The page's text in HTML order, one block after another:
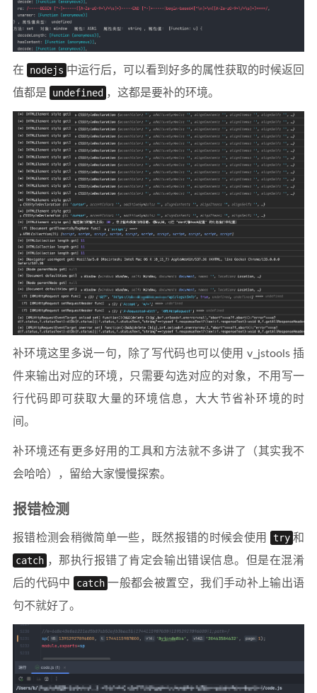
在 nodejs 中运行后，可以看到好多的属性获取的时候返回
值都是
undefined ，这都是要补的环境。
补环境这里多说一句，除了写代码也可以使用 v_jstools 插
件来输出对应的环境，只需要勾选对应的对象，不用写一
行代码即可获取大量的环境信息，大大节省补环境的时
间。
补环境还有更多好用的工具和方法就不多讲了（其实我不
会哈哈），留给大家慢慢探索。
报错检测
报错检测会稍微简单一些，既然报错的时候会使用 try 和
catch ，那执行报错了肯定会输出错误信息。但是在混淆
后的代码中
catch 一般都会被置空，我们手动补上输出语
句不就好了。